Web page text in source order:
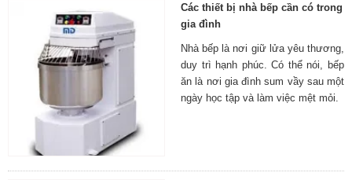
Các thiết bị nhà bếp cần có trong
gia đình
Nhà bếp là nơi giữ lửa yêu thương,
duy trì hạnh phúc. Có thể nói, bếp
ăn là nơi gia đình sum vầy sau một
ngày học tập và làm việc mệt mỏi.